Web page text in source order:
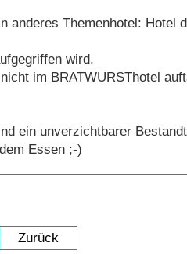
anderes Themenhotel: Hotel
wird.
im BRATWURSThotel
ein unverzichtbarer
Essen ;-)
Zurück